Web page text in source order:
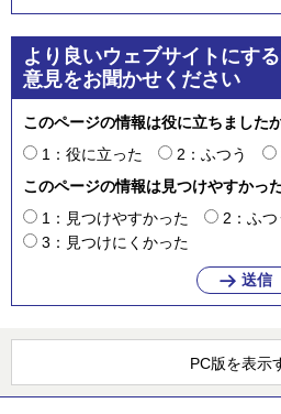
より良いウェブサイトにす
意見をお聞かせください
このページの情報は役に立ちました
1：役に立った
2：ふつう
このページの情報は見つけやすかっ
1：見つけやすかった
2：ふつ
3：見つけにくかった
PC版を表示